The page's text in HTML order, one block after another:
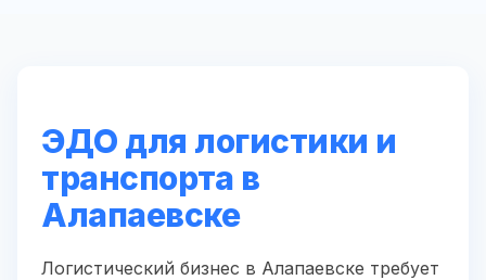
ЭДО для логистики и
транспорта в
Алапаевске
Логистический бизнес в Алапаевске требует